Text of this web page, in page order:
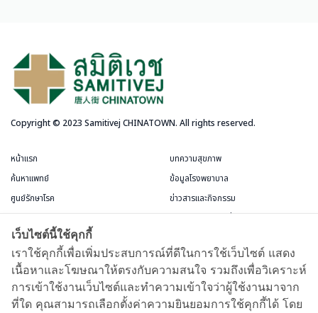
Copyright © 2023 Samitivej CHINATOWN. All rights reserved.
หน้าแรก
ค้นหาแพทย์
ศูนย์รักษาโรค
ข้อกำหนดและการใช้งาน
บทความสุขภาพ
ข้อมูลโรงพยาบาล
ข่าวสารและกิจกรรม
บัตรสมาชิกชีววัฒนะ
แผนที่และการเดินทาง
เว็บไซต์นี้ใช้คุกกี้
เราใช้คุกกี้เพื่อเพิ่มประสบการณ์ที่ดีในการใช้เว็บไซต์ แสดง
เนื้อหาและโฆษณาให้ตรงกับความสนใจ รวมถึงเพื่อวิเคราะห์
การเข้าใช้งานเว็บไซต์และทำความเข้าใจว่าผู้ใช้งานมาจาก
ที่ใด คุณสามารถเลือกตั้งค่าความยินยอมการใช้คุกกี้ได้ โดย